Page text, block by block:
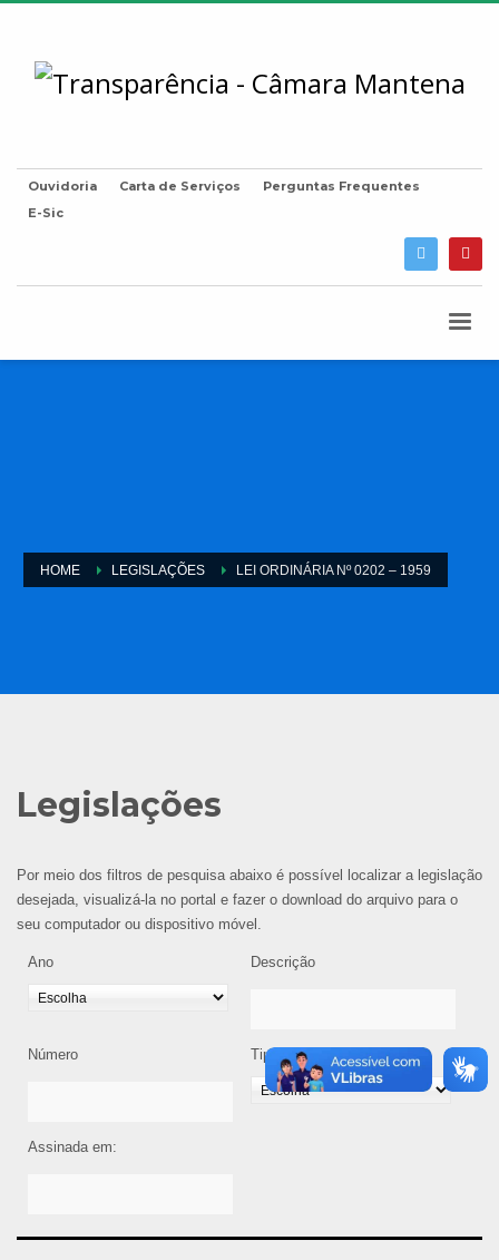
Ouvidoria Carta de Serviços
Perguntas Frequentes
E-Sic
HOME LEGISLAÇÕES LEI ORDINÁRIA Nº 0202 – 1959
Legislações
Por meio dos filtros de pesquisa abaixo é possível localizar a legislação
desejada, visualizá-la no portal e fazer o download do arquivo para o
seu computador ou dispositivo móvel.
Ano Descrição
Número Tipo de Legislação
Assinada em: